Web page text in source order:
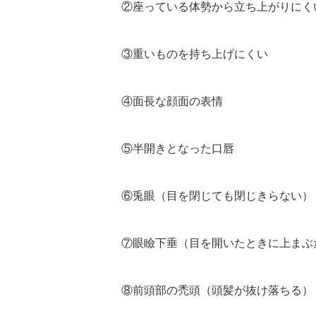
②座っている体勢から立ち上がりにく
③重いものを持ち上げにくい
④面長な顔面の表情
⑤半開きとなった口唇
⑥兎眼（目を閉じても閉じきらない）
⑦眼瞼下垂（目を開いたときに上まぶ
⑧前頭部の禿頭（頭髪が抜け落ちる）